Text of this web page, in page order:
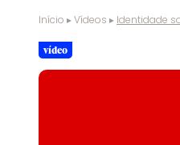
Início ▸Vídeos ▸ Identidade
vídeo